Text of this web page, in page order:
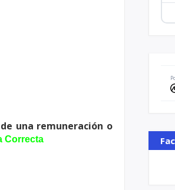
una remuneración o
Correcta